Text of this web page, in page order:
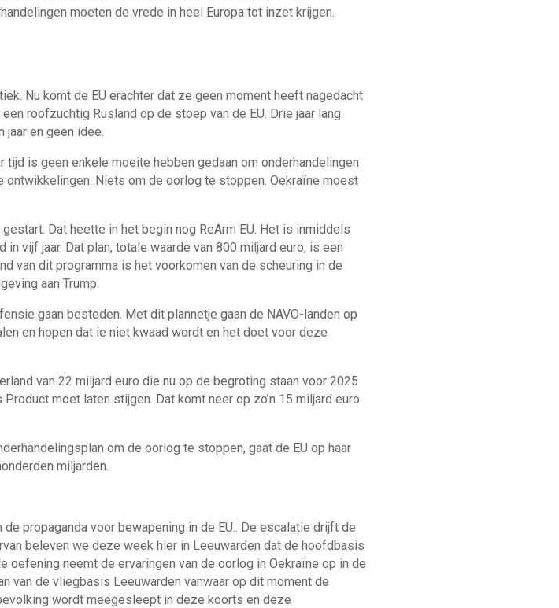
moeten de vrede in heel Europa tot inzet krijgen.
Nu komt de EU erachter dat ze geen moment heeft nagedacht
roofzuchtig Rusland op de stoep van de EU. Drie jaar lang
en geen idee.
tijd is geen enkele moeite hebben gedaan om onderhandelingen
Niets om de oorlog te stoppen. Oekraïne moest
Dat heette in het begin nog ReArm EU. Het is inmiddels
vijf jaar. Dat plan, totale waarde van 800 miljard euro, is een
van dit programma is het voorkomen van de scheuring in de
aan Trump.
gaan besteden. Met dit plannetje gaan de NAVO-landen op
en hopen dat ie niet kwaad wordt en het doet voor deze
van 22 miljard euro die nu op de begroting staan voor 2025
Product moet laten stijgen. Dat komt neer op zo’n 15 miljard euro
om de oorlog te stoppen, gaat de EU op haar
miljarden.
propaganda voor bewapening in de EU.. De escalatie drijft de
beleven we deze week hier in Leeuwarden dat de hoofdbasis
oefening neemt de ervaringen van de oorlog in Oekraïne op in de
van de vliegbasis Leeuwarden vanwaar op dit moment de
wordt meegesleept in deze koorts en deze